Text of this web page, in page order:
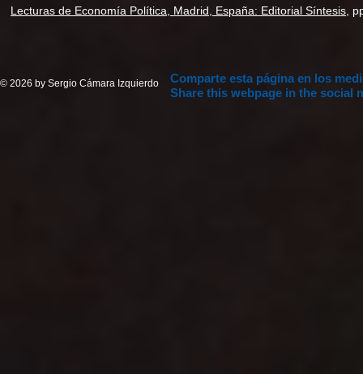
Lecturas de Economía Política, Madrid, España: Editorial Síntesis,
© 2026 by Sergio Cámara Izquierdo
Comparte esta página en los
Share this webpage in the social